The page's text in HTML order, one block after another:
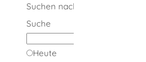
Suchen nach
Suche
Heute